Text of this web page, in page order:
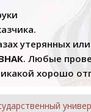
утерянных
. Любые
хорошо